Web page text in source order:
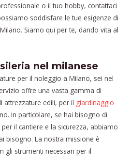
o il tuo hobby, contattaci
soddisfare le tue esigenze di
Siamo qui per te, dando vita al
nel milanese
per il noleggio a Milano, sei nel
offre una vasta gamma di
attrezzature edili, per il giardinaggio
In particolare, se hai bisogno di
il cantiere e la sicurezza, abbiamo
bisogno. La nostra missione è
gli strumenti necessari per il